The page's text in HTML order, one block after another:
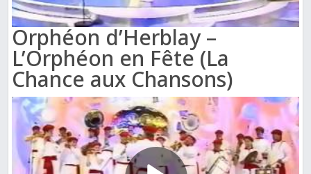
Orphéon d’Herblay –
L’Orphéon en Fête (La
Chance aux Chansons)